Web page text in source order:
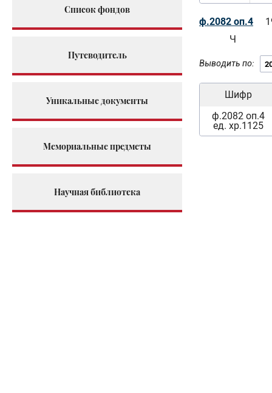
Список фондов
Путеводитель
Уникальные документы
Мемориальные предметы
Научная библиотека
ф.2082 оп.4
Ч
Выводить по:
Шифр
ф.2082 оп.4
ед. хр.1125